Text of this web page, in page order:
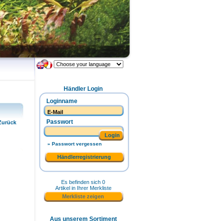
Händler Login
Loginname
Passwort
Login
» Passwort vergessen
Händlerregistrierung
Es befinden sich 0
Artikel in Ihrer Merkliste
Merkliste zeigen
Aus unserem Sortiment